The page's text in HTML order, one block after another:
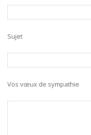
Sujet
Vos vœux de sympathie